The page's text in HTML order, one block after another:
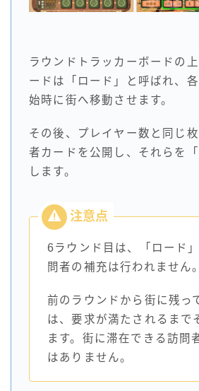
ラウンドトラッカーボードの
ードは「ロード」と呼ばれ、
始時に街へ移動させます。
その後、プレイヤー数と同じ
者カードを公開し、それらを
します。
6ラウンド目は、「ロード
問者の補充は行われません。
前のラウンドから街に残っ
は、要求が満たされるまで
ます。街に滞在できる訪問
はありません。